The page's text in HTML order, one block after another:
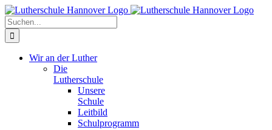
Zum
Inhalt
springen
Facebook
X
Instagram
Pinterest
Suche
nach:
Wir an der Luther
Die
Lutherschule
Unsere
Schule
Leitbild
Schulprogramm